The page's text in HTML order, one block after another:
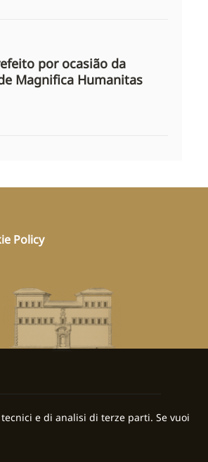
por ocasião da
Magnifica Humanitas
Policy
e di analisi di terze parti. Se vuoi